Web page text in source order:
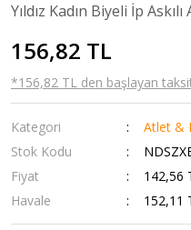
Yıldız Kadın Biyeli İp
156,82 TL
*156,82 TL den başlayan
Kategori
Atlet &
Stok Kodu
Fiyat
142,56
Havale
152,11